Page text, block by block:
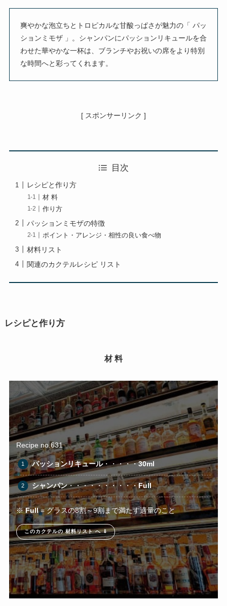
爽やかな泡立ちとトロピカルな甘酸っぱさが魅力の「 パッ
ションミモザ 」。シャンパンにパッションリキュールを合
わせた華やかな一杯は、ブランチやお祝いの席をより特別
な時間へと彩ってくれます。
[ スポンサーリンク ]
目次
レシピと作り方
材 料
作り方
パッションミモザの特徴
ポイント・アレンジ・相性の良い食べ物
材料リスト
関連のカクテルレシピ リスト
レシピと作り方
材 料
Recipe no.631
パッションリキュール・・・・・30ml
シャンパン・・・・・・・・・・Full
※Full= グラスの8割～9割まで満たす適量のこと
このカクテルの 材料リスト へ ⇓